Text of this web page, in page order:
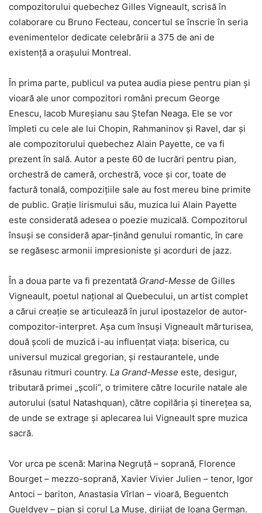
compozitorului quebechez Gilles Vigneault, scrisă în
colaborare cu Bruno Fecteau, concertul se înscrie în seria
evenimentelor dedicate celebrării a 375 de ani de
existență a orașului Montreal.
În prima parte, publicul va putea audia piese pentru pian și
vioară ale unor compozitori români precum George
Enescu, Iacob Mureșianu sau Ștefan Neaga. Ele se vor
împleti cu cele ale lui Chopin, Rahmaninov și Ravel, dar și
ale compozitorului quebechez Alain Payette, ce va fi
prezent în sală. Autor a peste 60 de lucrări pentru pian,
orchestră de cameră, orchestră, voce și cor, toate de
factură tonală, compozițiile sale au fost mereu bine primite
de public. Grație lirismului său, muzica lui Alain Payette
este considerată adesea o poezie muzicală. Compozitorul
însuși se consideră apar-ținând genului romantic, în care
se regăsesc armonii impresioniste și acorduri de jazz.
În a doua parte va fi prezentată Grand-Messe de Gilles
Vigneault, poetul național al Quebecului, un artist complet
a cărui creație se articulează în jurul ipostazelor de autor-
compozitor-interpret. Așa cum însuși Vigneault mărturisea,
două școli de muzică i-au influențat viața: biserica, cu
universul muzical gregorian, și restaurantele, unde
răsunau ritmuri country. La Grand-Messe este, desigur,
tributară primei „școli”, o trimitere către locurile natale ale
autorului (satul Natashquan), către copilăria și tinerețea sa,
de unde se extrage și aplecarea lui Vigneault spre muzica
sacră.
Vor urca pe scenă: Marina Negruță – soprană, Florence
Bourget – mezzo-soprană, Xavier Vivier Julien – tenor, Igor
Antoci – bariton, Anastasia Vîrlan – vioară, Beguentch
Gueldyev – pian și corul La Muse, dirijat de Ioana German.